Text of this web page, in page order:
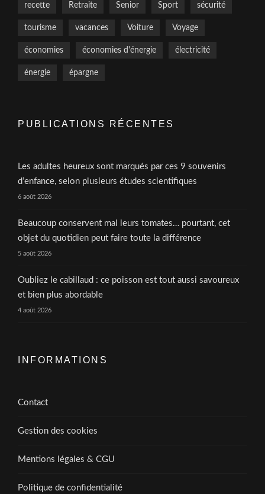
recette Retraite Senior Sport sécurité
tourisme vacances Voiture Voyage
économies économies d'énergie électricité
énergie épargne
PUBLICATIONS RÉCENTES
Les adultes heureux sont marqués par ces 9 souvenirs
d’enfance, selon plusieurs études scientifiques
6 août 2026
Beaucoup conservent mal leurs tomates… pourtant, cet
objet du quotidien peut faire toute la différence
5 août 2026
Oubliez le cabillaud : ce poisson est tout aussi savoureux
et bien plus abordable
4 août 2026
INFORMATIONS
Contact
Gestion des cookies
Mentions légales & CGU
Politique de confidentialité